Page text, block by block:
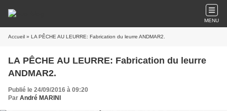
MENU
Accueil » LA PÊCHE AU LEURRE: Fabrication du leurre ANDMAR2.
LA PÊCHE AU LEURRE: Fabrication du leurre
ANDMAR2.
Publié le 24/09/2016 à 09:20
Par André MARINI